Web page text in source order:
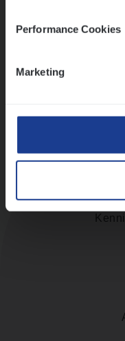
Performance Cookies
Marketing
Ons